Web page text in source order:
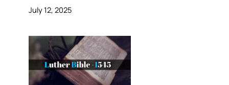
July 12, 2025